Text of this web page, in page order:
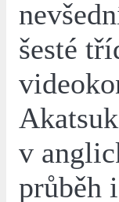
šesté
v
průběh